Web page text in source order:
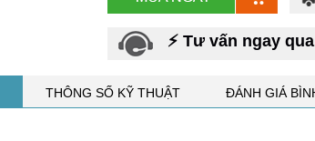
⚡ Tư vấn ngay
THÔNG SỐ KỸ THUẬT ĐÁNH GIÁ